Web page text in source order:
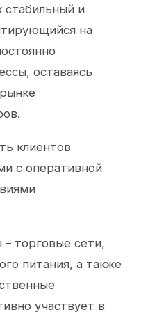
стабильный и
на
оставаясь
клиентов
с оперативной
торговые сети,
питания, а также
участвует в